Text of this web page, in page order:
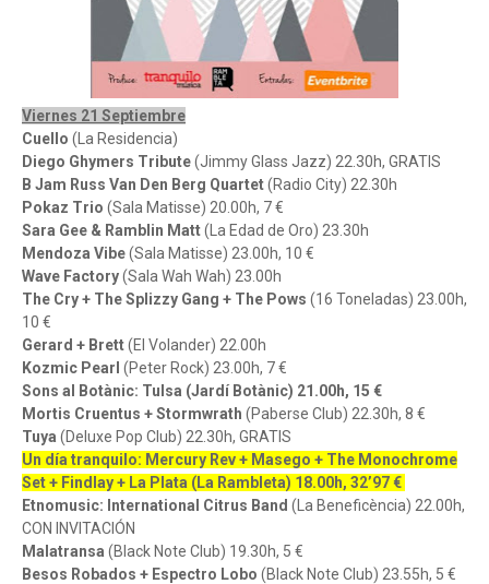
Viernes 21 Septiembre
Cuello (La Residencia)
Diego Ghymers Tribute(Jimmy Glass Jazz) 22.30h, GRATIS
B Jam Russ Van Den Berg Quartet(Radio City) 22.30h
Pokaz Trio (Sala Matisse) 20.00h, 7 €
Sara Gee & Ramblin Matt(La Edad de Oro) 23.30h
Mendoza Vibe(Sala Matisse) 23.00h, 10 €
Wave Factory(Sala Wah Wah) 23.00h
The Cry + The Splizzy Gang + The Pows (16 Toneladas) 23.00h,
10 €
Gerard + Brett(El Volander) 22.00h
Kozmic Pearl (Peter Rock) 23.00h, 7 €
Sons al Botànic: Tulsa (Jardí Botànic) 21.00h, 15 €
Mortis Cruentus + Stormwrath (Paberse Club) 22.30h, 8 €
Tuya (Deluxe Pop Club) 22.30h, GRATIS
Un día tranquilo: Mercury Rev + Masego + The Monochrome
Set + Findlay + La Plata (La Rambleta) 18.00h, 32’97 €
Etnomusic: International Citrus Band (La Beneficència) 22.00h,
CON INVITACIÓN
Malatransa (Black Note Club) 19.30h, 5 €
Besos Robados + Espectro Lobo (Black Note Club) 23.55h, 5 €